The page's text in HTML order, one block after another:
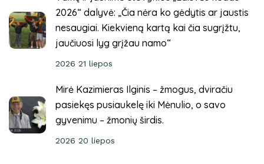
2026“ dalyvė: „Čia nėra ko gėdytis ar jaustis
nesaugiai. Kiekvieną kartą kai čia sugrįžtu,
jaučiuosi lyg grįžau namo“
2026 21 liepos
Mirė Kazimieras Ilginis – žmogus, dviračiu
pasiekęs pusiaukelę iki Mėnulio, o savo
gyvenimu – žmonių širdis.
2026 20 liepos